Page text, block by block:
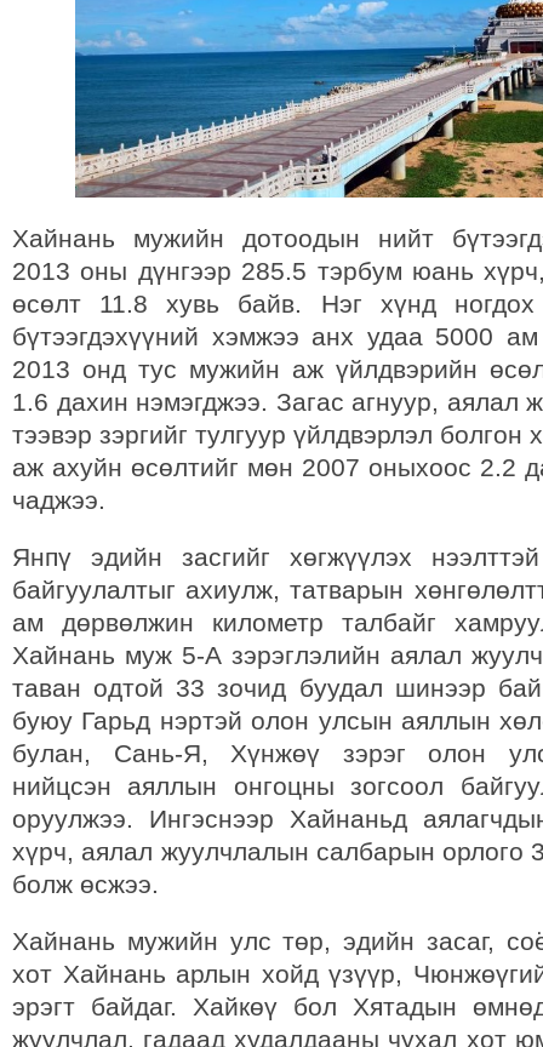
Хайнань мужийн дотоодын нийт
2013 оны дүнгээр 285.5 тэрбум юань
өсөлт 11.8 хувь байв. Нэг хүнд
бүтээгдэхүүний хэмжээ анх удаа 5000
2013 онд тус мужийн аж үйлдвэрийн
1.6 дахин нэмэгджээ. Загас агнуур, аялал
тээвэр зэргийг тулгуур үйлдвэрлэл болгон
аж ахуйн өсөлтийг мөн 2007 оныхоос 2.2
чаджээ.
Янпү эдийн засгийг хөгжүүлэх
байгуулалтыг ахиулж, татварын
ам дөрвөлжин километр талбайг
Хайнань муж 5-А зэрэглэлийн аялал
таван одтой 33 зочид буудал шинээр
буюу Гарьд нэртэй олон улсын аяллын
булан, Сань-Я, Хүнжөү зэрэг олон
нийцсэн аяллын онгоцны зогсоол
оруулжээ. Ингэснээр Хайнаньд
хүрч, аялал жуулчлалын салбарын орлого
болж өсжээ.
Хайнань мужийн улс төр, эдийн засаг,
хот Хайнань арлын хойд үзүүр,
эрэгт байдаг. Хайкөү бол Хятадын
жуулчлал, гадаад худалдааны чухал хот